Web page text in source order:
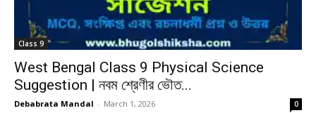
Class 9
West Bengal Class 9 Physical Science
Suggestion | নবম শ্রেণীর ভৌত...
Debabrata Mandal - March 1, 2026 0